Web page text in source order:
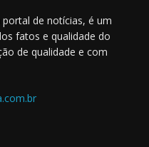
de notícias, é um
fatos e qualidade do
de qualidade e com